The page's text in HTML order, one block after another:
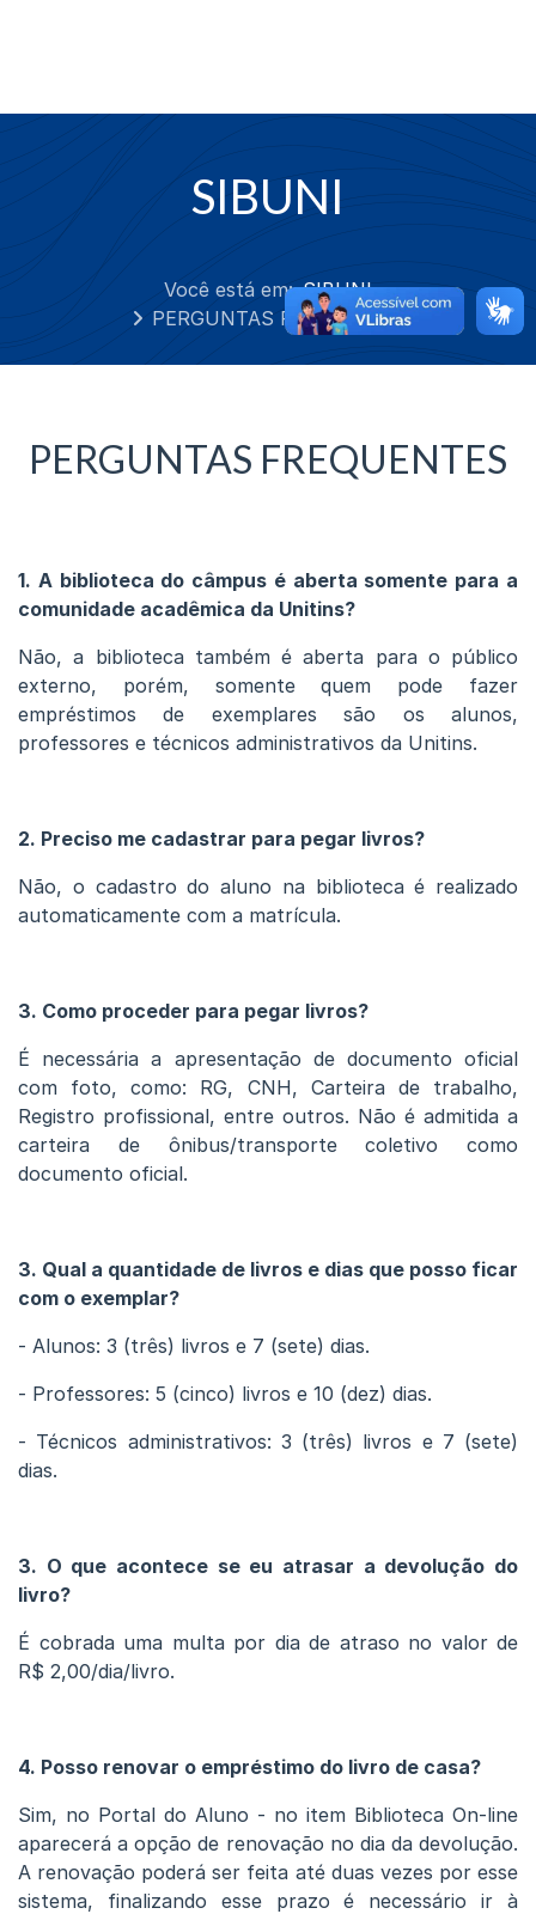
SIBUNI
Você está em: SIBUNI
PERGUNTAS FREQUENTES
PERGUNTAS FREQUENTES
1. A biblioteca do câmpus é aberta somente para a
comunidade acadêmica da Unitins?
Não, a biblioteca também é aberta para o público
externo, porém, somente quem pode fazer
empréstimos de exemplares são os alunos,
professores e técnicos administrativos da Unitins.
2. Preciso me cadastrar para pegar livros?
Não, o cadastro do aluno na biblioteca é realizado
automaticamente com a matrícula.
3. Como proceder para pegar livros?
É necessária a apresentação de documento oficial
com foto, como: RG, CNH, Carteira de trabalho,
Registro profissional, entre outros. Não é admitida a
carteira de ônibus/transporte coletivo como
documento oficial.
3. Qual a quantidade de livros e dias que posso ficar
com o exemplar?
- Alunos: 3 (três) livros e 7 (sete) dias.
- Professores: 5 (cinco) livros e 10 (dez) dias.
- Técnicos administrativos: 3 (três) livros e 7 (sete)
dias.
3. O que acontece se eu atrasar a devolução do
livro?
É cobrada uma multa por dia de atraso no valor de
R$ 2,00/dia/livro.
4. Posso renovar o empréstimo do livro de casa?
Sim, no Portal do Aluno - no item Biblioteca On-line
aparecerá a opção de renovação no dia da devolução.
A renovação poderá ser feita até duas vezes por esse
sistema, finalizando esse prazo é necessário ir à